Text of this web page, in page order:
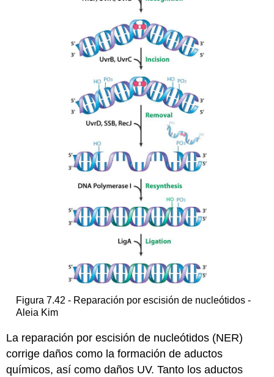
Figura 7.42 - Reparación por escisión de nucleótidos -
Aleia Kim
La reparación por escisión de nucleótidos (NER)
corrige daños como la formación de aductos
químicos, así como daños UV. Tanto los aductos